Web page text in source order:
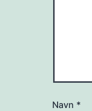
Navn *